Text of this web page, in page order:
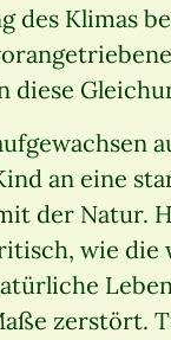
des Klimas
diese
an eine
der Natur.
wie die
zerstört.